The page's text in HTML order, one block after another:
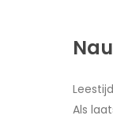
Als